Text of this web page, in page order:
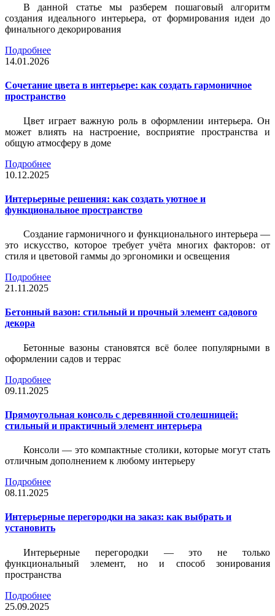
В данной статье мы разберем пошаговый алгоритм
создания идеального интерьера, от формирования идеи до
финального декорирования
Подробнее
14.01.2026
Сочетание цвета в интерьере: как создать гармоничное
пространство
Цвет играет важную роль в оформлении интерьера. Он
может влиять на настроение, восприятие пространства и
общую атмосферу в доме
Подробнее
10.12.2025
Интерьерные решения: как создать уютное и
функциональное пространство
Создание гармоничного и функционального интерьера —
это искусство, которое требует учёта многих факторов: от
стиля и цветовой гаммы до эргономики и освещения
Подробнее
21.11.2025
Бетонный вазон: стильный и прочный элемент садового
декора
Бетонные вазоны становятся всё более популярными в
оформлении садов и террас
Подробнее
09.11.2025
Прямоугольная консоль с деревянной столешницей:
стильный и практичный элемент интерьера
Консоли — это компактные столики, которые могут стать
отличным дополнением к любому интерьеру
Подробнее
08.11.2025
Интерьерные перегородки на заказ: как выбрать и
установить
Интерьерные перегородки — это не только
функциональный элемент, но и способ зонирования
пространства
Подробнее
25.09.2025